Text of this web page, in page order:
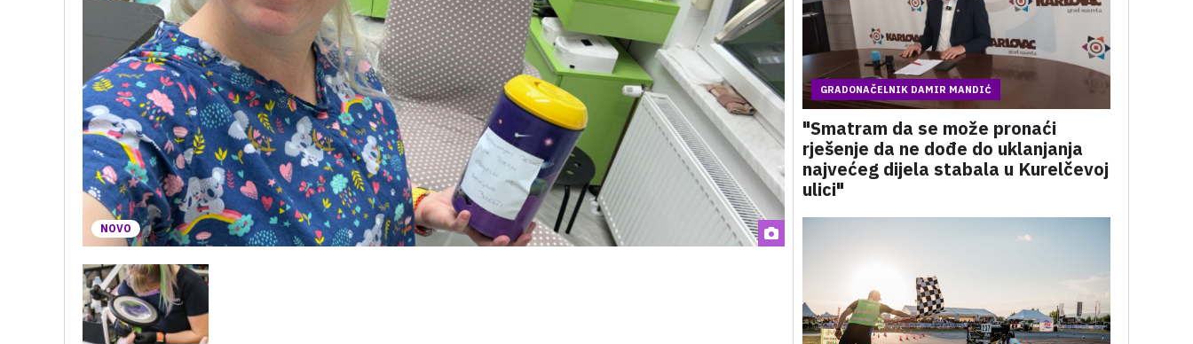
NOVO
GRADONAČELNIK DAMIR MANDIĆ
"Smatram da se može pronaći
rješenje da ne dođe do uklanjanja
najvećeg dijela stabala u Kurelčevoj
ulici"